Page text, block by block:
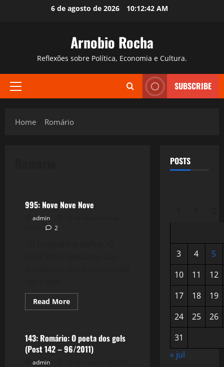
6 de agosto de 2026 10:12:43 AM
Arnobio Rocha
Reflexões sobre Política, Economia e Cultura.
Primary
SUBSCRIBE
Home Romário
995: Nove Nove Nove
admin
2
Read MoreRead
more
Nove
Nove
Literatura
143: Romário: O poeta dos gols
(Post 142 – 96/2011)
admin
POSTS
3 4
5
10
11
12
17
18
19
24
25
26
31
« jul